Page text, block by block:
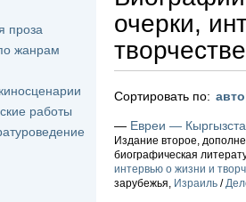
проза
жанрам
работы
очерки,
творчестве
Сортировать по:
— Евреи —
Издание второе,
биографическая
интервью о жизни и
зарубежья, Израиль /